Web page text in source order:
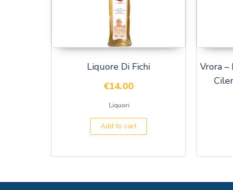
Liquore Di Fichi
€14.00
Liquori
Add to cart
Vrora